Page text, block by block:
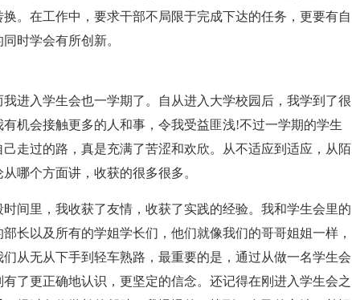
。在工作中，要求干部不局限于完成下达的任务，更要有自
时学会有所创新。
进入学生会也一学期了。自从进入大学校园后，我学到了很
机会接触更多的人和事，令我受益匪浅!不过一学期的学生
走过的路，真是充满了苦涩和欢欣。从不适应到适应，从陌
哪个方面讲，收获的很多很多。
间里，我收获了友情，收获了实践的经验。我和学生会里的
长以及所有的学姐学长们，他们就像我们的哥哥姐姐一样，
从无从下手到轻车熟路，最重要的是，通过从做一名学生会
了更正确地认识，更坚定的信念。还记得在刚进入学生会之